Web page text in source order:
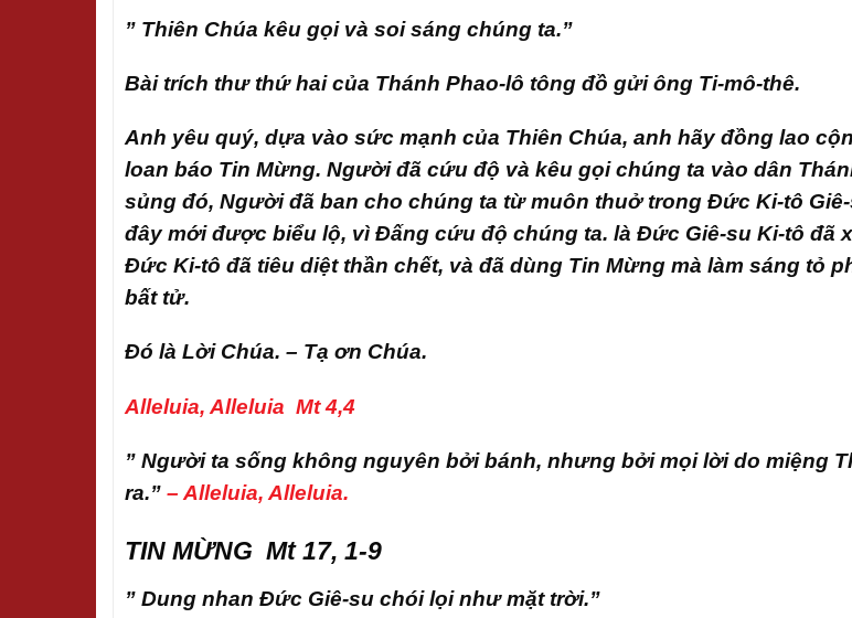
” Thiên Chúa kêu gọi và soi sáng chúng ta.”
Bài trích thư thứ hai của Thánh Phao-lô tông đồ gửi ông Ti-mô-thê.
Anh yêu quý, dựa vào sức mạnh của Thiên Chúa, anh hãy đồng lao
loan báo Tin Mừng. Người đã cứu độ và kêu gọi chúng ta vào dân
sủng đó, Người đã ban cho chúng ta từ muôn thuở trong Đức Ki-tô
đây mới được biểu lộ, vì Đấng cứu độ chúng ta. là Đức Giê-su Ki-tô đã
Đức Ki-tô đã tiêu diệt thần chết, và đã dùng Tin Mừng mà làm sáng tỏ
bất tử.
Đó là Lời Chúa. – Tạ ơn Chúa.
Alleluia, Alleluia Mt 4,4
” Người ta sống không nguyên bởi bánh, nhưng bởi mọi lời do miệng
ra.” – Alleluia, Alleluia.
TIN MỪNG Mt 17, 1-9
” Dung nhan Đức Giê-su chói lọi như mặt trời.”